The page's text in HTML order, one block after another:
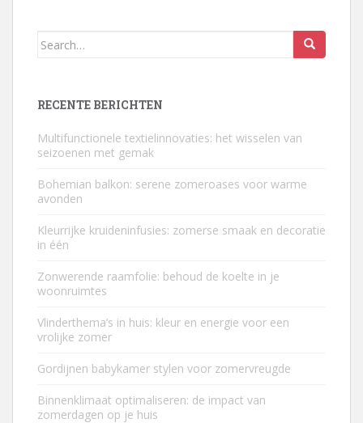
Search
RECENTE BERICHTEN
Multifunctionele textielinnovaties: het wisselen van
seizoenen met gemak
Bohemian balkon: serene zomeroases voor warme
avonden
Kleurrijke kruideninfusies: zomerse smaak en decoratie
in één
Zonwerende raamfolie: behoud de koelte in je
woonruimtes
Vlinderthema’s in huis: kleur en energie voor een
vrolijke zomer
Gordijnen babykamer stylen voor zomervreugde
Binnenklimaat optimaliseren: de impact van
zomerdagen op je huis